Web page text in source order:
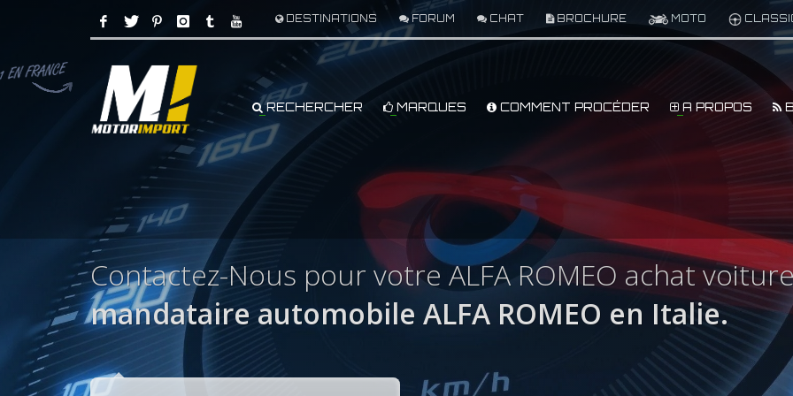
DESTINATIONS FORUM CHAT BROCHURE MOTO
RECHERCHER MARQUES COMMENT PROCÉDER A PROPOS
Contactez-Nous pour votre ALFA ROMEO achat
mandataire automobile ALFA ROMEO en Italie.